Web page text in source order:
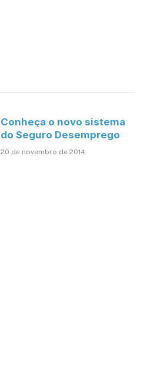
Conheça o novo sistema
do Seguro Desemprego
20 de novembro de 2014